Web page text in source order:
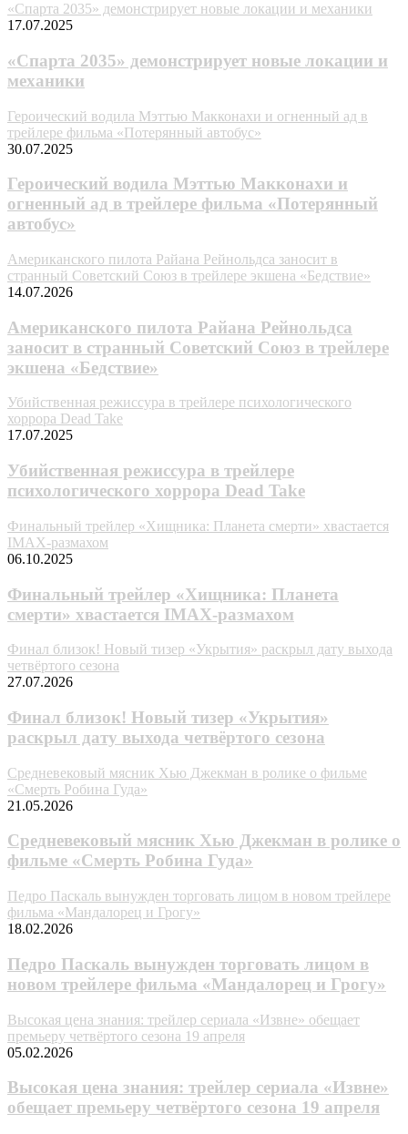
«Спарта 2035» демонстрирует новые локации и механики
17.07.2025
«Спарта 2035» демонстрирует новые локации и
механики
Героический водила Мэттью Макконахи и огненный ад в
трейлере фильма «Потерянный автобус»
30.07.2025
Героический водила Мэттью Макконахи и
огненный ад в трейлере фильма «Потерянный
автобус»
Американского пилота Райана Рейнольдса заносит в
странный Советский Союз в трейлере экшена «Бедствие»
14.07.2026
Американского пилота Райана Рейнольдса
заносит в странный Советский Союз в трейлере
экшена «Бедствие»
Убийственная режиссура в трейлере психологического
хоррора Dead Take
17.07.2025
Убийственная режиссура в трейлере
психологического хоррора Dead Take
Финальный трейлер «Хищника: Планета смерти» хвастается
IMAX-размахом
06.10.2025
Финальный трейлер «Хищника: Планета
смерти» хвастается IMAX-размахом
Финал близок! Новый тизер «Укрытия» раскрыл дату выхода
четвёртого сезона
27.07.2026
Финал близок! Новый тизер «Укрытия»
раскрыл дату выхода четвёртого сезона
Средневековый мясник Хью Джекман в ролике о фильме
«Смерть Робина Гуда»
21.05.2026
Средневековый мясник Хью Джекман в ролике о
фильме «Смерть Робина Гуда»
Педро Паскаль вынужден торговать лицом в новом трейлере
фильма «Мандалорец и Грогу»
18.02.2026
Педро Паскаль вынужден торговать лицом в
новом трейлере фильма «Мандалорец и Грогу»
Высокая цена знания: трейлер сериала «Извне» обещает
премьеру четвёртого сезона 19 апреля
05.02.2026
Высокая цена знания: трейлер сериала «Извне»
обещает премьеру четвёртого сезона 19 апреля